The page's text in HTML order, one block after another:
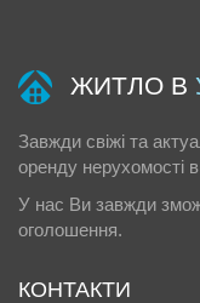
ЖИТЛО В
Завжди свіжі та
оренду нерухомості в
У нас Ви завжди
оголошення.
КОНТАКТИ